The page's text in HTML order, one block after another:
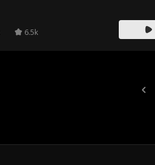
6.5k